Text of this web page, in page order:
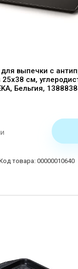
выпечки с
см,
Бельгия,
00000010640